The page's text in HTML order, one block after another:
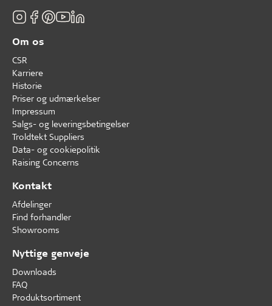
Om os
CSR
Karriere
Historie
Priser og udmærkelser
Impressum
Salgs- og leveringsbetingelser
Troldtekt Suppliers
Data- og cookiepolitik
Raising Concerns
Kontakt
Afdelinger
Find forhandler
Showrooms
Nyttige genveje
Downloads
FAQ
Produktsortiment